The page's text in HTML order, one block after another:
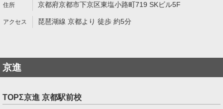
京都府京都市下京区東塩小路町719 SKビル5F
琵琶湖線 京都より 徒歩 約5分
京進
TOPΣ京進 京都駅前校